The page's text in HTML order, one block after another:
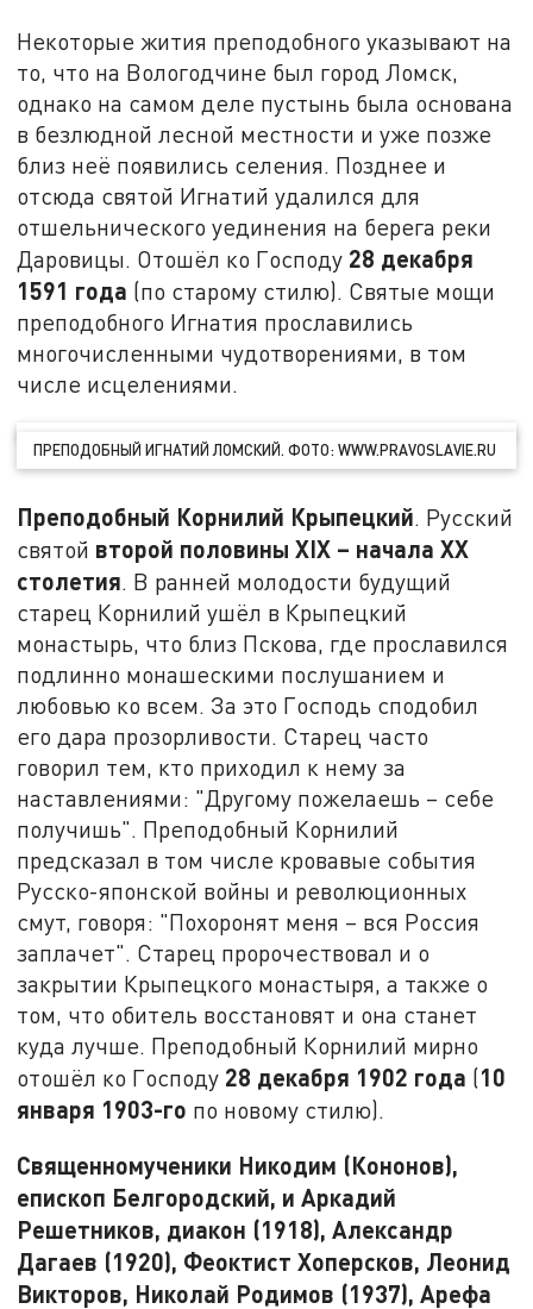
Некоторые жития преподобного указывают на
то, что на Вологодчине был город Ломск,
однако на самом деле пустынь была основана
в безлюдной лесной местности и уже позже
близ неё появились селения. Позднее и
отсюда святой Игнатий удалился для
отшельнического уединения на берега реки
Даровицы. Отошёл ко Господу 28 декабря
1591 года (по старому стилю). Святые мощи
преподобного Игнатия прославились
многочисленными чудотворениями, в том
числе исцелениями.
ПРЕПОДОБНЫЙ ИГНАТИЙ ЛОМСКИЙ. ФОТО: WWW.PRAVOSLAVIE.RU
Преподобный Корнилий Крыпецкий. Русский
святой второй половиныXIX – начала XX
столетия. В ранней молодости будущий
старец Корнилий ушёл в Крыпецкий
монастырь, что близ Пскова, где прославился
подлинно монашескими послушанием и
любовью ко всем. За это Господь сподобил
его дара прозорливости. Старец часто
говорил тем, кто приходил к нему за
наставлениями: "Другому пожелаешь – себе
получишь". Преподобный Корнилий
предсказал в том числе кровавые события
Русско-японской войны и революционных
смут, говоря: "Похоронят меня – вся Россия
заплачет". Старец пророчествовал и о
закрытии Крыпецкого монастыря, а также о
том, что обитель восстановят и она станет
куда лучше. Преподобный Корнилий мирно
отошёл ко Господу 28 декабря 1902 года (10
января 1903-го по новому стилю).
Священномученики Никодим (Кононов),
епископ Белгородский, и Аркадий
Решетников, диакон (1918), Александр
Дагаев (1920), Феоктист Хоперсков, Леонид
Викторов, Николай Родимов (1937), Арефа